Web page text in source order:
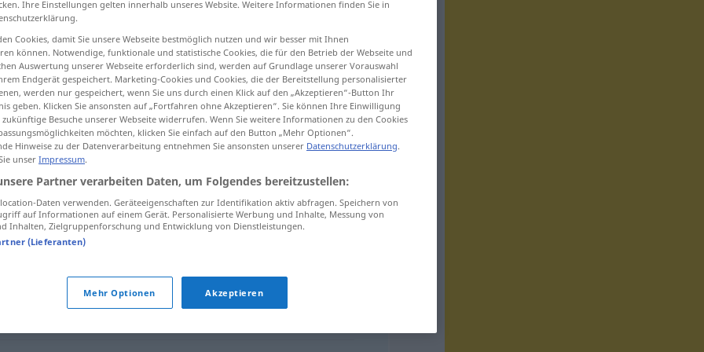
kohu co jemanden et lehren
Ihre Einstellungen gelten innerhalb unseres Website. Weitere Informationen finden Sie in
Cookies, damit Sie unsere Webseite bestmöglich nutzen und wir besser mit Ihnen
können. Notwendige, funktionale und statistische Cookies, die für den Betrieb der Webseite und
Auswertung unserer Webseite erforderlich sind, werden auf Grundlage unserer Vorauswahl
Endgerät gespeichert. Marketing-Cookies und Cookies, die der Bereitstellung personalisierter
werden nur gespeichert, wenn Sie uns durch einen Klick auf den „Akzeptieren“-Button Ihr
geben. Klicken Sie ansonsten auf „Fortfahren ohne Akzeptieren“. Sie können Ihre Einwilligung
Besuche unserer Webseite widerrufen. Wenn Sie weitere Informationen zu den Cookies
möchten, klicken Sie einfach auf den Button „Mehr Optionen“.
Hinweise zu der Datenverarbeitung entnehmen Sie ansonsten unserer Datenschutzerklärung.
unser Impressum.
Partner verarbeiten Daten, um Folgendes bereitzustellen:
Daten verwenden. Geräteeigenschaften zur Identifikation aktiv abfragen. Speichern von
auf Informationen auf einem Gerät. Personalisierte Werbung und Inhalte, Messung von
Inhalten, Zielgruppenforschung und Entwicklung von Dienstleistungen.
(Lieferanten)
Mehr Optionen Akzeptieren